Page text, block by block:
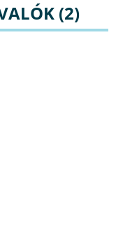
(2)